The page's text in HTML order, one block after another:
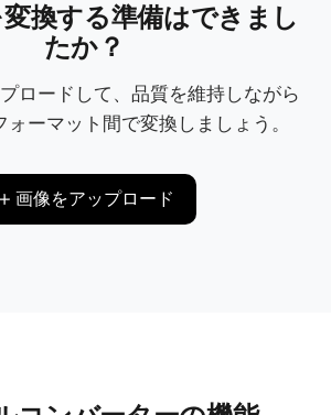
換する準備はできまし
たか？
ロードして、品質を維持しながら
ーマット間で変換しましょう。
画像をアップロード